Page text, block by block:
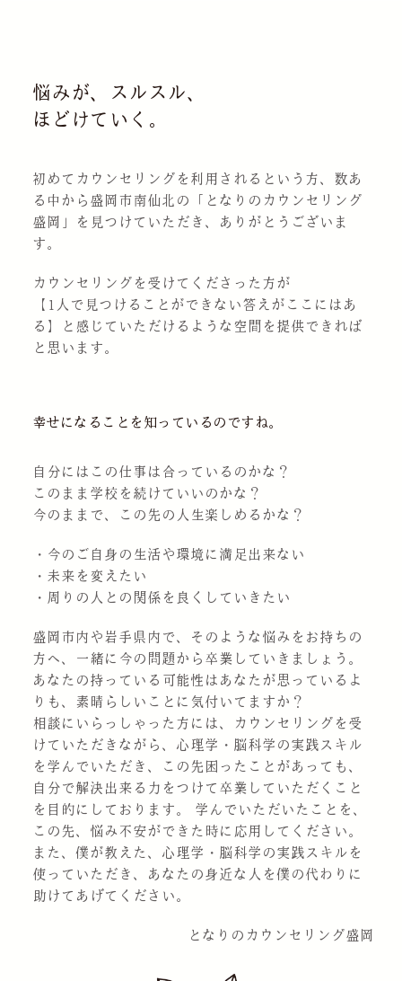
悩みが、スルスル、
ほどけていく。
初めてカウンセリングを利用されるという方、数あ
る中から盛岡市南仙北の「となりのカウンセリング
盛岡」を見つけていただき、ありがとうございま
す。
カウンセリングを受けてくださった方が
【1人で見つけることができない答えがここにはあ
る】と感じていただけるような空間を提供できれば
と思います。
幸せになることを知っているのですね。
自分にはこの仕事は合っているのかな？
このまま学校を続けていいのかな？
今のままで、この先の人生楽しめるかな？
・今のご自身の生活や環境に満足出来ない
・未来を変えたい
・周りの人との関係を良くしていきたい
盛岡市内や岩手県内で、そのような悩みをお持ちの
方へ、一緒に今の問題から卒業していきましょう。
あなたの持っている可能性はあなたが思っているよ
りも、素晴らしいことに気付いてますか？
相談にいらっしゃった方には、カウンセリングを受
けていただきながら、心理学・脳科学の実践スキル
を学んでいただき、この先困ったことがあっても、
自分で解決出来る力をつけて卒業していただくこと
を目的にしております。 学んでいただいたことを、
この先、悩み不安ができた時に応用してください。
また、僕が教えた、心理学・脳科学の実践スキルを
使っていただき、あなたの身近な人を僕の代わりに
助けてあげてください。
となりのカウンセリング盛岡